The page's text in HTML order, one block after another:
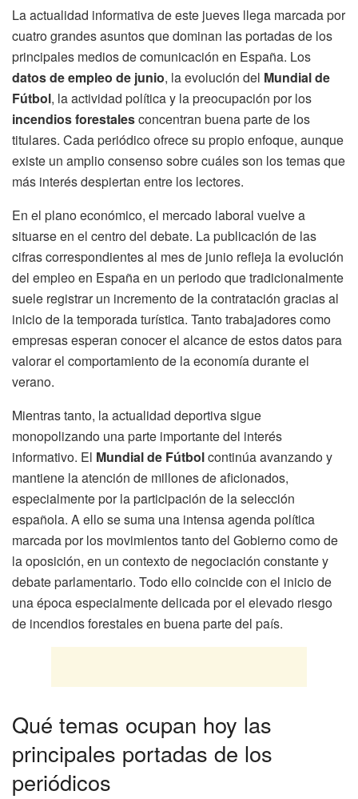
La actualidad informativa de este jueves llega marcada por
cuatro grandes asuntos que dominan las portadas de los
principales medios de comunicación en España. Los
datos de empleo de junio, la evolución del Mundial de
Fútbol, la actividad política y la preocupación por los
incendios forestalesconcentran buena parte de los
titulares. Cada periódico ofrece su propio enfoque, aunque
existe un amplio consenso sobre cuáles son los temas que
más interés despiertan entre los lectores.
En el plano económico, el mercado laboral vuelve a
situarse en el centro del debate. La publicación de las
cifras correspondientes al mes de junio refleja la evolución
del empleo en España en un periodo que tradicionalmente
suele registrar un incremento de la contratación gracias al
inicio de la temporada turística. Tanto trabajadores como
empresas esperan conocer el alcance de estos datos para
valorar el comportamiento de la economía durante el
verano.
Mientras tanto, la actualidad deportiva sigue
monopolizando una parte importante del interés
informativo. El Mundial de Fútbolcontinúa avanzando y
mantiene la atención de millones de aficionados,
especialmente por la participación de la selección
española. A ello se suma una intensa agenda política
marcada por los movimientos tanto del Gobierno como de
la oposición, en un contexto de negociación constante y
debate parlamentario. Todo ello coincide con el inicio de
una época especialmente delicada por el elevado riesgo
de incendios forestales en buena parte del país.
Qué temas ocupan hoy las
principales portadas de los
periódicos